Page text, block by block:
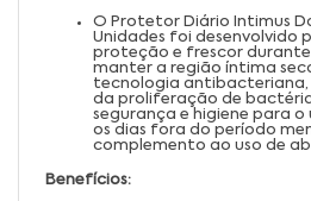
O Protetor Diário Intimus
Unidades foi desenvolvido
proteção e frescor
manter a região íntima
tecnologia antibacteriana,
da proliferação de
segurança e higiene para o
os dias fora do período
complemento ao uso de
Benefícios: